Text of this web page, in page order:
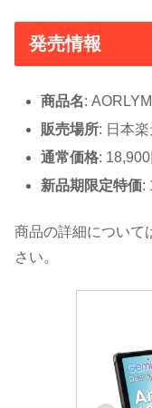
発売情報
商品名:
販売場所: 日本
通常価格: 18,900
新品期限定特価:
商品の詳細について
さい。